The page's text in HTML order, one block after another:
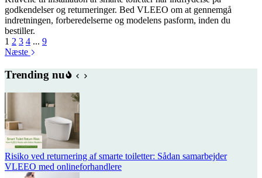
godkendelser og returneringer. Bed VLEEO om at gennemgå
indretningen, forberedelserne og modelens pasform, inden du
bestiller.
1 2 3 4 ... 9
Næste
Trending nu
Risiko ved returnering af smarte toiletter: Sådan samarbejder
VLEEO med onlineforhandlere